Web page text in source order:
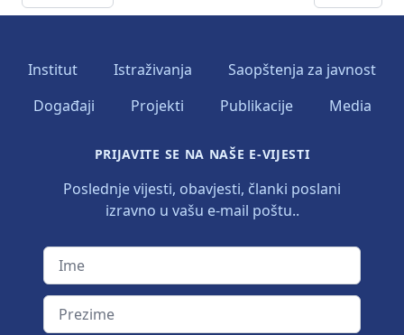
Institut Istraživanja
Saopštenja za javnost
Događaji
Projekti Publikacije Media
PRIJAVITE SE NA NAŠE E-VIJESTI
Poslednje vijesti, obavjesti, članki poslani
izravno u vašu e-mail poštu..
Ime
Prezime